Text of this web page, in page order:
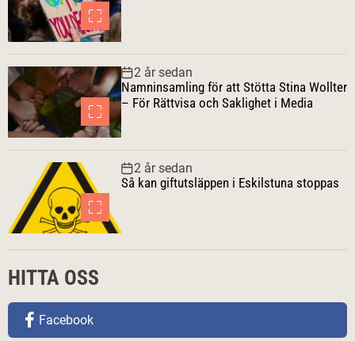
2 år sedan
Namninsamling för att Stötta Stina Wollter
– För Rättvisa och Saklighet i Media
2 år sedan
Så kan giftutsläppen i Eskilstuna stoppas
HITTA OSS
Facebook